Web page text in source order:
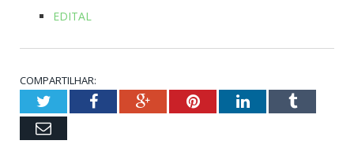
EDITAL
COMPARTILHAR:
TwitterFacebookGoogle+PinterestLinkedInTumblr
Email